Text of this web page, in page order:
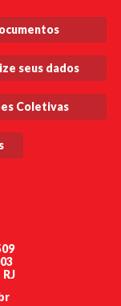
seus dados
Coletivas